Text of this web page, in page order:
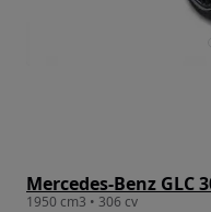
1950 cm3 • 306 cv